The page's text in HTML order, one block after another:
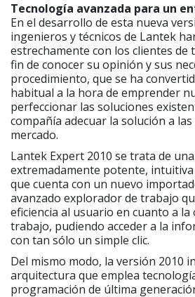
Tecnología avanzada para un
En el desarrollo de esta nueva
ingenieros y técnicos de Lantek
estrechamente con los clientes de
fin de conocer su opinión y sus
procedimiento, que se ha
habitual a la hora de emprender
perfeccionar las soluciones
compañía adecuar la solución a
mercado.
Lantek Expert 2010 se trata de
extremadamente potente, intuitiva
que cuenta con un nuevo
avanzado explorador de trabajo
eficiencia al usuario en cuanto a
trabajo, pudiendo acceder a la
con tan sólo un simple clic.
Del mismo modo, la versión 2010
arquitectura que emplea
programación de última